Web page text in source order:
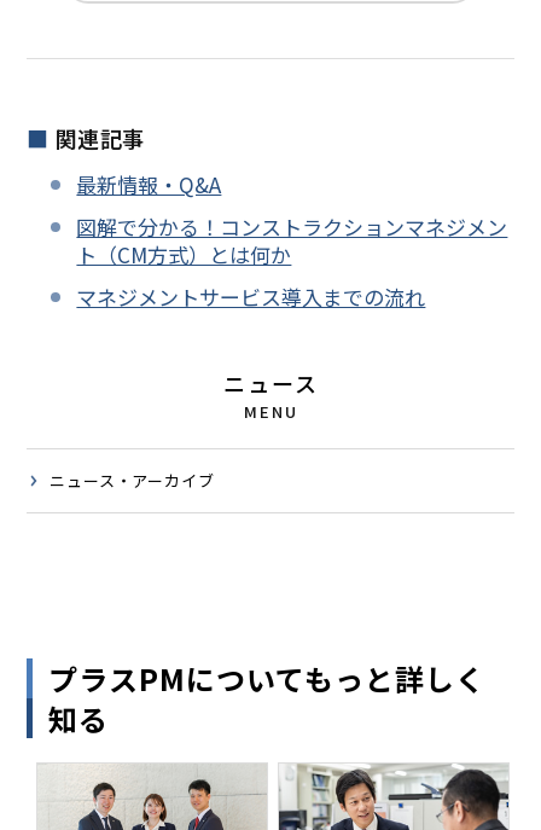
関連記事
最新情報・Q&A
図解で分かる！コンストラクションマネジメン
ト（CM方式）とは何か
マネジメントサービス導入までの流れ
ニュース
MENU
ニュース・アーカイブ
プラスPMについてもっと詳しく
知る